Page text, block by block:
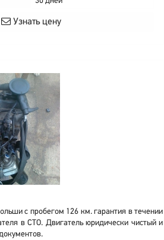
Узнать цену
с пробегом 126 км. гарантия в течении
в СТО. Двигатель юридически чистый и